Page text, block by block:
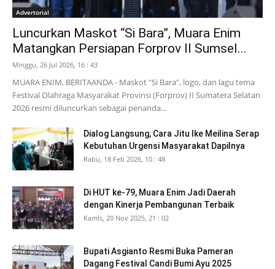
Advertorial
Luncurkan Maskot “Si Bara”, Muara Enim
Matangkan Persiapan Forprov II Sumsel...
Minggu, 26 Jul 2026, 16 : 43
MUARA ENIM, BERITAANDA - Maskot "Si Bara", logo, dan lagu tema
Festival Olahraga Masyarakat Provinsi (Forprov) II Sumatera Selatan
2026 resmi diluncurkan sebagai penanda...
Dialog Langsung, Cara Jitu Ike Meilina Serap
Kebutuhan Urgensi Masyarakat Dapilnya
Rabu, 18 Feb 2026, 10 : 48
Di HUT ke-79, Muara Enim Jadi Daerah
dengan Kinerja Pembangunan Terbaik
Kamis, 20 Nov 2025, 21 : 02
Bupati Asgianto Resmi Buka Pameran
Dagang Festival Candi Bumi Ayu 2025